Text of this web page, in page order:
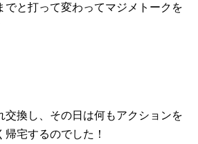
でと打って変わってマジメトークを
交換し、その日は何もアクションを
宅するのでした！